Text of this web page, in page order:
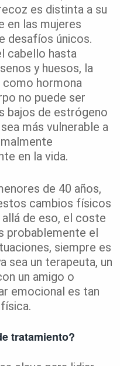
es distinta a su
en las mujeres
desafíos únicos.
cabello hasta
y huesos, la
hormona
no puede ser
bajos de estrógeno
más vulnerable a
en la vida.
de 40 años,
cambios físicos
de eso, el coste
probablemente el
siempre es
sea un terapeuta, un
un amigo o
emocional es tan
tratamiento?